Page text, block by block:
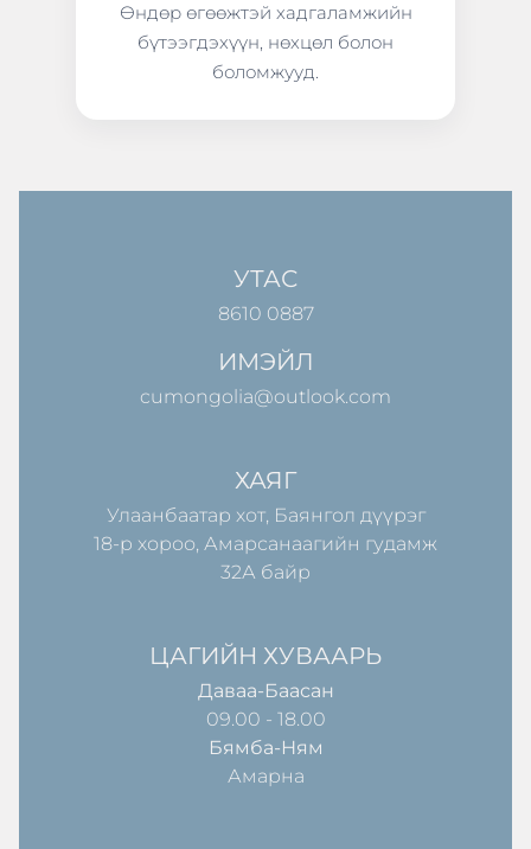
Өндөр өгөөжтэй хадгаламжийн
бүтээгдэхүүн, нөхцөл болон
боломжууд.
УТАС
8610 0887
ИМЭЙЛ
cumongolia@outlook.com
ХАЯГ
Улаанбаатар хот, Баянгол дүүрэг
18-р хороо, Амарсанаагийн гудамж
32А байр
ЦАГИЙН ХУВААРЬ
Даваа-Баасан
09.00 - 18.00
Бямба-Ням
Амарна